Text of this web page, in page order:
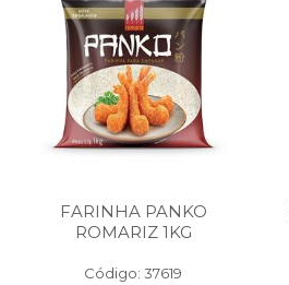
FARINHA PANKO
ROMARIZ 1KG
Código: 37619